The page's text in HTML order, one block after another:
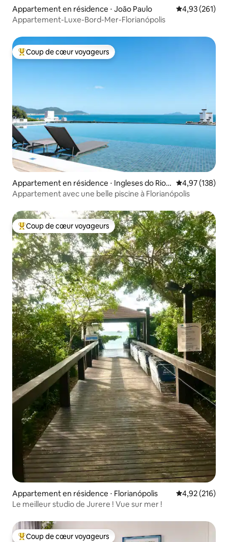
Appartement en résidence ⋅ João Paulo Évaluation
4,93 (261)
Appartement-Luxe-Bord-Mer-Florianópolis
Coups de cœur voyageurs les plus appréciés
Coup de cœur voyageurs
Appartement en résidence ⋅ Ingleses do Rio V
ermelho, Florianopólis
Évaluation
4,97 (138)
Appartement avec une belle piscine à Florianópolis
Coups de cœur voyageurs les plus appréciés
Coup de cœur voyageurs
Appartement en résidence ⋅ Florianópolis Évaluation
4,92 (216)
Le meilleur studio de Jurere ! Vue sur mer !
Coup de cœur voyageurs